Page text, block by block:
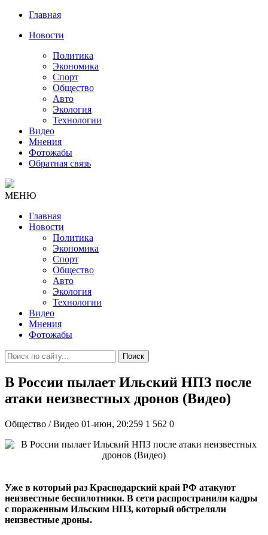
Главная
Новости
Политика
Экономика
Спорт
Общество
Авто
Экология
Технологии
Видео
Мнения
Фотожабы
Обратная связь
МЕНЮ
Главная
Новости
Политика
Экономика
Спорт
Общество
Авто
Экология
Технологии
Видео
Мнения
Фотожабы
Поиск
В России пылает Ильский НПЗ после
атаки неизвестных дронов (Видео)
Общество / Видео 01-июн, 20:259 1 562 0
Уже в который раз Краснодарский край РФ атакуют
неизвестные беспилотники. В сети распространили кадры
с пораженным Ильским НПЗ, который обстреляли
неизвестные дроны.